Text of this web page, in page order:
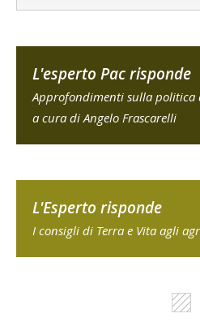
L'esperto Pac risponde
Approfondimenti sulla politica
a cura di Angelo Frascarelli
L'Esperto risponde
I consigli di Terra e Vita agli